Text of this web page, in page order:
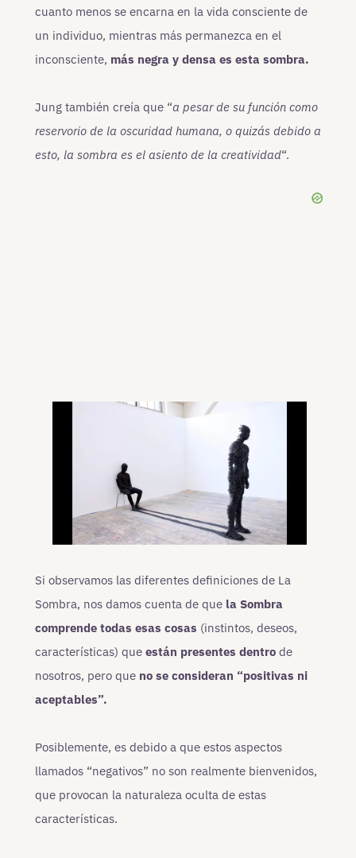
cuanto menos se encarna en la vida consciente de
un individuo, mientras más permanezca en el
inconsciente, más negra y densa es esta sombra.
Jung también creía que “a pesar de su función como
reservorio de la oscuridad humana, o quizás debido a
esto, la sombra es el asiento de la creatividad“.
Si observamos las diferentes definiciones de La
Sombra, nos damos cuenta de que la Sombra
comprende todas esas cosas (instintos, deseos,
características) que están presentes dentro de
nosotros, pero que no se consideran “positivas ni
aceptables”.
Posiblemente, es debido a que estos aspectos
llamados “negativos” no son realmente bienvenidos,
que provocan la naturaleza oculta de estas
características.